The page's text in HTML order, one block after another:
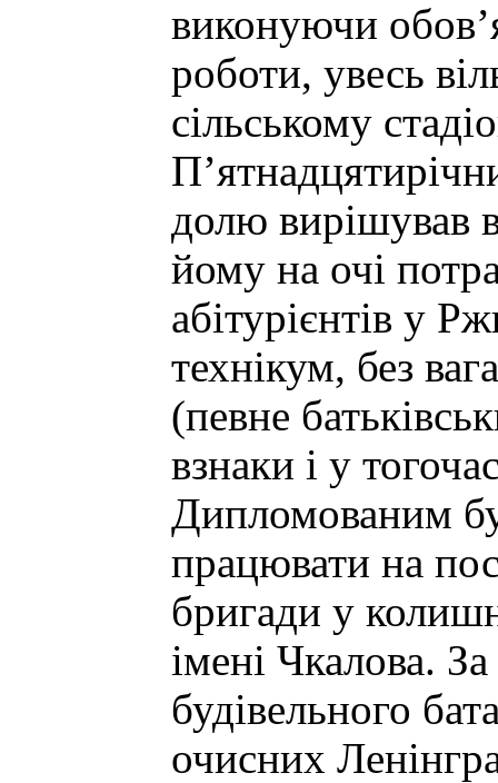
виконуючи
роботи, увесь
сільському
долю вирішував
йому на очі
абітурієнтів у
технікум, без
(певне
взнаки і у
Дипломованим
працювати на
бригади у
імені Чкалова.
будівельного
очисних